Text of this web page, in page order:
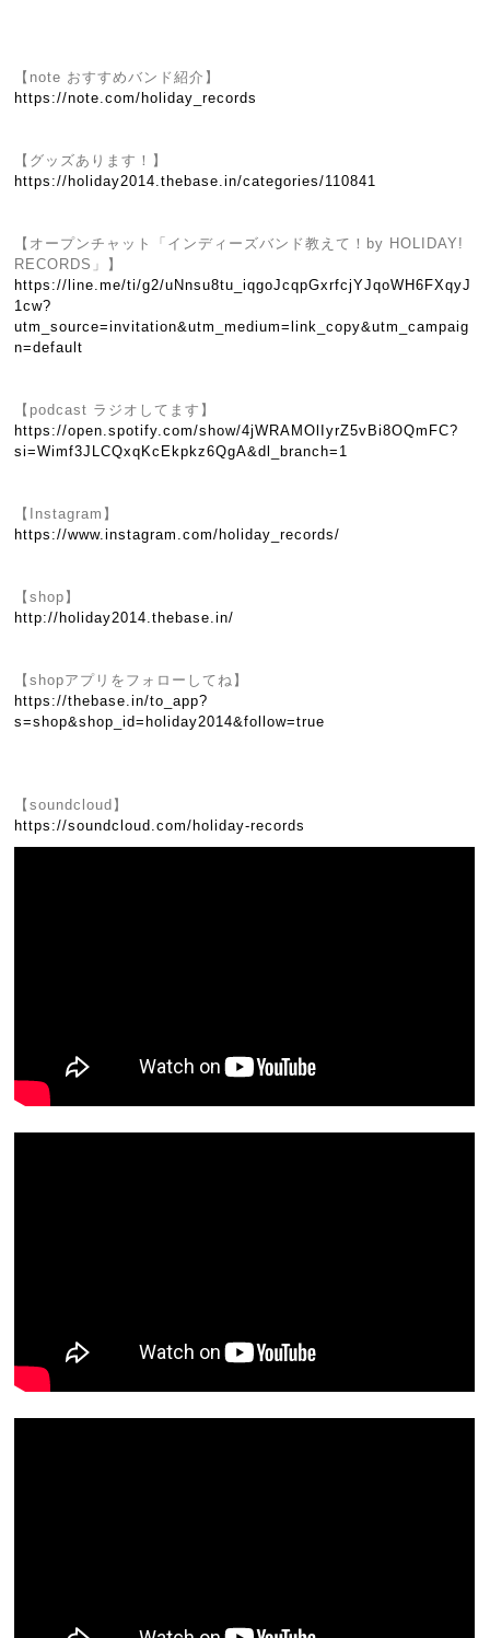
【note おすすめバンド紹介】
https://note.com/holiday_records
【グッズあります！】
https://holiday2014.thebase.in/categories/110841
【オープンチャット「インディーズバンド教えて！by HOLIDAY!
RECORDS」】
https://line.me/ti/g2/uNnsu8tu_iqgoJcqpGxrfcjYJqoWH6FXqyJ
1cw?
utm_source=invitation&utm_medium=link_copy&utm_campaig
n=default
【podcast ラジオしてます】
https://open.spotify.com/show/4jWRAMOlIyrZ5vBi8OQmFC?
si=Wimf3JLCQxqKcEkpkz6QgA&dl_branch=1
【Instagram】
https://www.instagram.com/holiday_records/
【shop】
http://holiday2014.thebase.in/
【shopアプリをフォローしてね】
https://thebase.in/to_app?
s=shop&shop_id=holiday2014&follow=true
【soundcloud】
https://soundcloud.com/holiday-records